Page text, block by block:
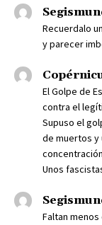
Recuerdalo
y parecer
El Golpe de
contra el
Supuso el
de muertos y
Unos
Faltan